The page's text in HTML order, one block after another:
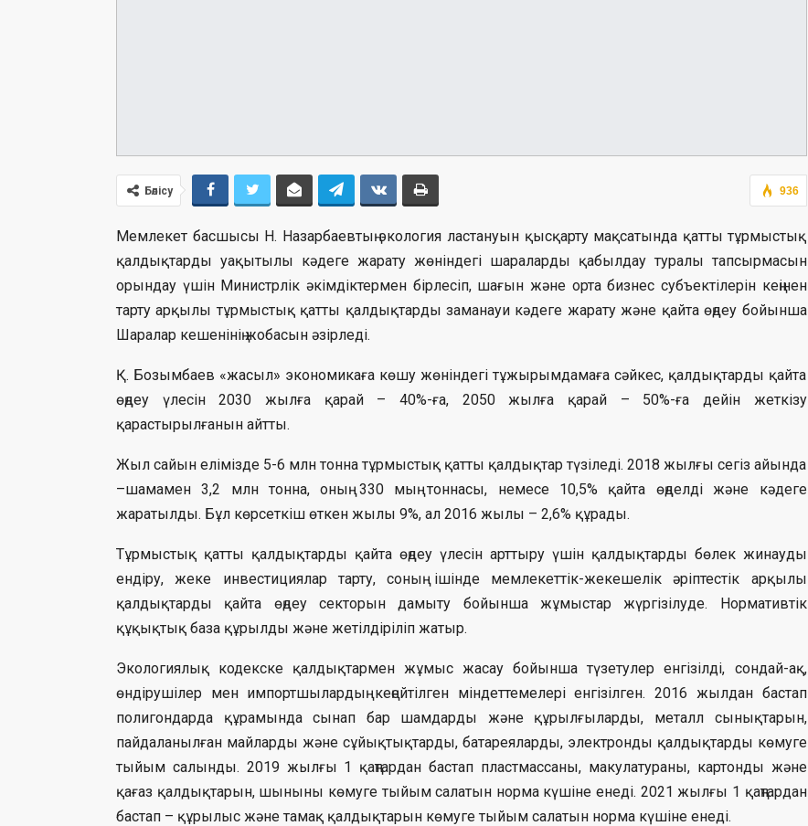
936
Бөлісу
Мемлекет басшысы Н. Назарбаевтың экология ластануын қысқарту мақсатында қатты тұрмыстық
қалдықтарды уақытылы кәдеге жарату жөніндегі шараларды қабылдау туралы тапсырмасын
орындау үшін Министрлік әкімдіктермен бірлесіп, шағын және орта бизнес субъектілерін кеңінен
тарту арқылы тұрмыстық қатты қалдықтарды заманауи кәдеге жарату және қайта өңдеу бойынша
Шаралар кешенінің жобасын әзірледі.
Қ. Бозымбаев «жасыл» экономикаға көшу жөніндегі тұжырымдамаға сәйкес, қалдықтарды қайта
өңдеу үлесін 2030 жылға қарай – 40%-ға, 2050 жылға қарай – 50%-ға дейін жеткізу
қарастырылғанын айтты.
Жыл сайын елімізде 5-6 млн тонна тұрмыстық қатты қалдықтар түзіледі. 2018 жылғы сегіз айында
–шамамен 3,2 млн тонна, оның 330 мың тоннасы, немесе 10,5% қайта өңделді және кәдеге
жаратылды. Бұл көрсеткіш өткен жылы 9%, ал 2016 жылы – 2,6% құрады.
Тұрмыстық қатты қалдықтарды қайта өңдеу үлесін арттыру үшін қалдықтарды бөлек жинауды
ендіру, жеке инвестициялар тарту, соның ішінде мемлекеттік-жекешелік әріптестік арқылы
қалдықтарды қайта өңдеу секторын дамыту бойынша жұмыстар жүргізілуде. Нормативтік
құқықтық база құрылды және жетілдіріліп жатыр.
Экологиялық кодекске қалдықтармен жұмыс жасау бойынша түзетулер енгізілді, сондай-ақ,
өндірушілер мен импортшылардың кеңейтілген міндеттемелері енгізілген. 2016 жылдан бастап
полигондарда құрамында сынап бар шамдарды және құрылғыларды, металл сынықтарын,
пайдаланылған майларды және сұйықтықтарды, батареяларды, электронды қалдықтарды көмуге
тыйым салынды. 2019 жылғы 1 қаңтардан бастап пластмассаны, макулатураны, картонды және
қағаз қалдықтарын, шыныны көмуге тыйым салатын норма күшіне енеді. 2021 жылғы 1 қаңтардан
бастап – құрылыс және тамақ қалдықтарын көмуге тыйым салатын норма күшіне енеді.